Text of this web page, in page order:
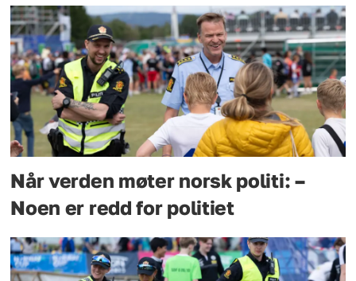
Når verden møter norsk politi: –
Noen er redd for politiet